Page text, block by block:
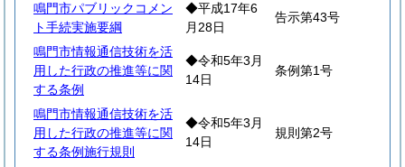
鳴門市パブリックコメン
ト手続実施要綱
◆平成17年6
月28日
告示第43号
鳴門市情報通信技術を活
用した行政の推進等に関
する条例
◆令和5年3月
14日
条例第1号
鳴門市情報通信技術を活
用した行政の推進等に関
する条例施行規則
◆令和5年3月
14日
規則第2号